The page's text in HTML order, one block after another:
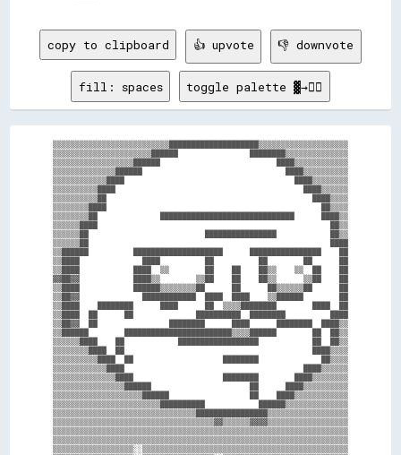
copy to clipboard 👍 upvote 👎 downvote
fill: spaces toggle palette ▓→✊🏽
▒▒▒▒▒▒▒▒▒▒▒▒▒▒▒▒▒▒▒▒▒▒▒▒▒▒████████████████████▒▒▒▒▒▒▒▒▒▒▒▒▒▒▒▒▒▒▒▒
▒▒▒▒▒▒▒▒▒▒▒▒▒▒▒▒▒▒▒▒▒▒██████                ████████▒▒▒▒▒▒▒▒▒▒▒▒▒▒
▒▒▒▒▒▒▒▒▒▒▒▒▒▒▒▒▒▒██████                          ████▒▒▒▒▒▒▒▒▒▒▒▒
▒▒▒▒▒▒▒▒▒▒▒▒▒▒██████                                ████▒▒▒▒▒▒▒▒▒▒
▒▒▒▒▒▒▒▒▒▒▒▒████                                      ████▒▒▒▒▒▒▒▒
▒▒▒▒▒▒▒▒▒▒████                                          ████▒▒▒▒▒▒
▒▒▒▒▒▒▒▒▒▒██                                              ████▒▒▒▒
▒▒▒▒▒▒▒▒████                                                ██▒▒▒▒
▒▒▒▒▒▒▒▒██              ██████████████████████████████      ████▒▒
▒▒▒▒▒▒████                                                    ██▒▒
▒▒▒▒▒▒██                          ████████████████            ██▒▒
▒▒▒▒▒▒██                                                      ████
▒▒██████          ████████████████████      ████████████████    ██
▒▒████              ████          ██          ██        ██      ██
▒▒████            ████  ▒▒        ██    ██    ██▒▒    ▒▒  ██    ██
▓▓██▓▓            ████▒▒        ▒▒██    ██    ██▒▒      ▒▒██    ██
▒▒████            ██████▒▒▒▒▒▒▒▒██      ██      ██▒▒▒▒▒▒██      ██
▒▒██▓▓              ████████████  ████  ████    ▒▒██████        ██
▒▒████    ████████      ████      ██  ▒▒▒▒████████        ████  ██
▒▒████  ██      ██              ██████████  ████████          ████
▒▒██▓▓  ██                ████████      ████      ████████  ████▒▒
▒▒██████        ████████████████████████▒▒▒▒██████        ██  ██▒▒
▒▒▒▒▒▒████    ██            ██████████████████            ██  ██▒▒
▒▒▒▒▒▒▒▒████  ██                                          ████▒▒▒▒
▒▒▒▒▒▒▒▒▒▒████  ██                    ████████              ██▒▒▒▒
▒▒▒▒▒▒▒▒▒▒▒▒████                                        ████▒▒▒▒▒▒
▒▒▒▒▒▒▒▒▒▒▒▒▒▒████                    ████████        ████▒▒▒▒▒▒▒▒
▒▒▒▒▒▒▒▒▒▒▒▒▒▒▒▒██████                      ██      ████▒▒▒▒▒▒▒▒▒▒
▒▒▒▒▒▒▒▒▒▒▒▒▒▒▒▒▒▒▒▒██████                  ██    ████▒▒▒▒▒▒▒▒▒▒▒▒
▒▒▒▒▒▒▒▒▒▒▒▒▒▒▒▒▒▒▒▒▒▒▒▒██████████            ██████▒▒▒▒▒▒▒▒▒▒▒▒▒▒
▒▒▒▒▒▒▒▒▒▒▒▒▒▒▒▒▒▒▒▒▒▒▒▒▒▒▒▒▒▒▒▒████████████████▒▒▒▒▒▒▒▒▒▒▒▒▒▒▒▒▒▒
▒▒▒▒▒▒▒▒▒▒▒▒▒▒▒▒▒▒▒▒▒▒▒▒▒▒▒▒▒▒▒▒▒▒▒▒▓▓▒▒▒▒▒▒▓▓▓▓▒▒▒▒▒▒▒▒▒▒▒▒▒▒▒▒▒▒
▒▒▒▒▒▒▒▒▒▒▒▒▒▒▒▒▒▒▒▒▒▒▒▒▒▒▒▒▒▒▒▒▒▒▒▒▒▒▒▒▒▒▒▒▒▒▒▒▒▒▒▒▒▒▒▒▒▒▒▒▒▒▒▒▒▒
▒▒▒▒▒▒▒▒▒▒▒▒▒▒▒▒▒▒▒▒▒▒▒▒▒▒▒▒▒▒▒▒▒▒▒▒▒▒▒▒▒▒▒▒▒▒▒▒▒▒▒▒▒▒▒▒▒▒▒▒▒▒▒▒▒▒
▒▒▒▒▒▒▒▒▒▒▒▒▒▒▒▒▒▒░░▒▒▒▒▒▒▒▒▒▒▒▒▒▒▒▒▒▒▒▒▒▒▒▒▒▒▒▒▒▒▒▒▒▒▒▒▒▒▒▒▒▒▒▒▒▒